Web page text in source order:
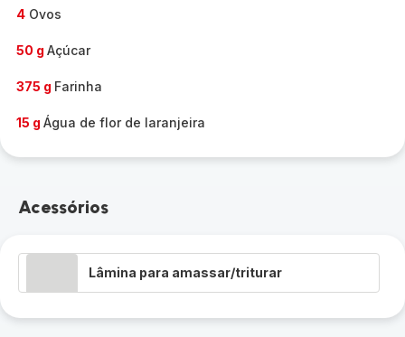
4 Ovos
50 g Açúcar
375 g Farinha
15 g Água de flor de laranjeira
Acessórios
Lâmina para amassar/triturar